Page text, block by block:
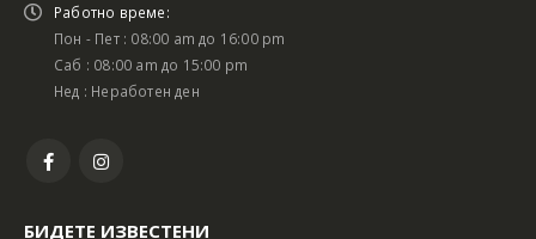
Батериски сет Ротирачки Чекан и Бормашина 20V
Работно време:
Пон - Пет : 08:00 am до 16:00 pm
Саб : 08:00 am до 15:00 pm
Нед : Неработен ден
БИДЕТЕ ИЗВЕСТЕНИ